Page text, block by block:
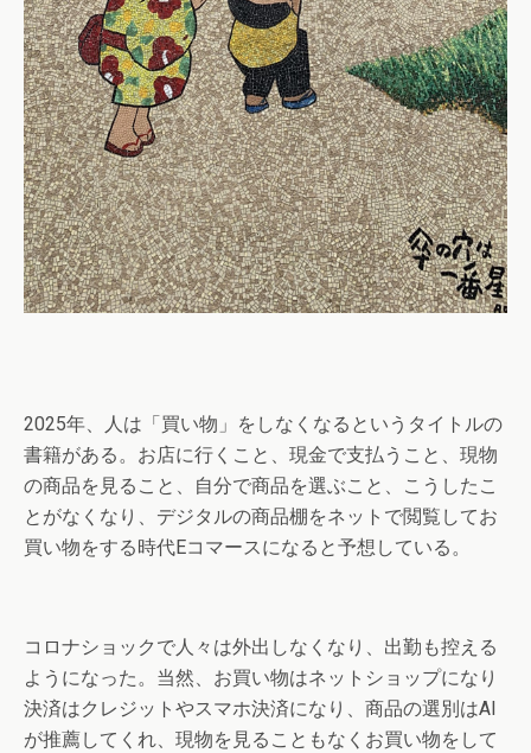
2025年、人は「買い物」をしなくなるというタイトルの
書籍がある。お店に行くこと、現金で支払うこと、現物
の商品を見ること、自分で商品を選ぶこと、こうしたこ
とがなくなり、デジタルの商品棚をネットで閲覧してお
買い物をする時代Eコマースになると予想している。
コロナショックで人々は外出しなくなり、出勤も控える
ようになった。当然、お買い物はネットショップになり
決済はクレジットやスマホ決済になり、商品の選別はAI
が推薦してくれ、現物を見ることもなくお買い物をして